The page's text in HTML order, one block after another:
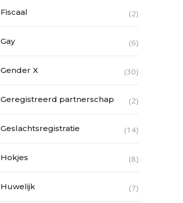
Fiscaal (2)
Gay (6)
Gender X (30)
Geregistreerd partnerschap (2)
Geslachtsregistratie (14)
Hokjes (8)
Huwelijk (7)